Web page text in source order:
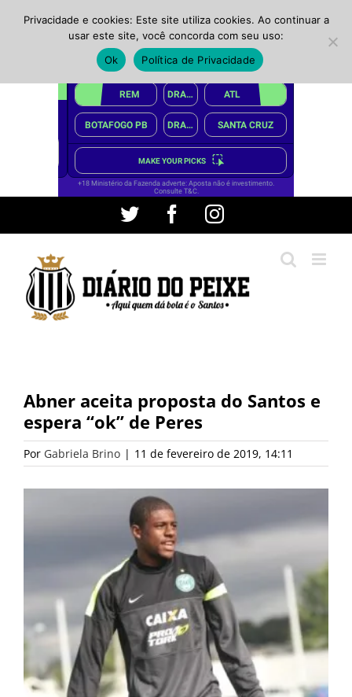
conteúdo
Twitter FacebookInstagram
Abner aceita proposta do Santos e
espera “ok” de Peres
Por Gabriela Brino | 11 de fevereiro de 2019, 14:11
Privacidade e cookies: Este site utiliza cookies. Ao continuar a
usar este site, você concorda com seu uso:
Ok
Política de Privacidade